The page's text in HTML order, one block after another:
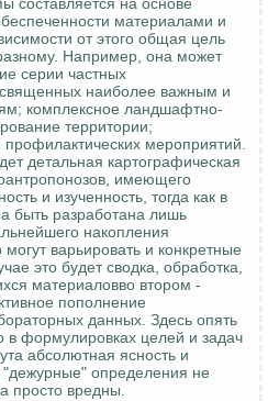
составляется на основе
материалами и
от этого общая цель
Например, она может
серии частных
наиболее важным и
комплексное ландшафтно-
территории;
мероприятий.
детальная картографическая
, имеющего
и изученность, тогда как в
быть разработана лишь
накопления
варьировать и конкретные
это будет сводка, обработка,
материаловво втором -
пополнение
данных. Здесь опять
в формулировках целей и задач
абсолютная ясность и
"дежурные" определения не
просто вредны.